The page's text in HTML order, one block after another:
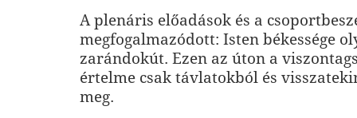
A plenáris előadások és a
megfogalmazódott: Isten békessége
zarándokút. Ezen az úton a
értelme csak távlatokból és
meg.